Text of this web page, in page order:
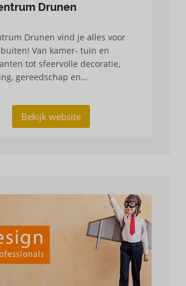
Drunen
Drunen vind je alles voor
Van kamer- tuin en
tot sfeervolle decoratie,
gereedschap en
paradijs te maken.
Bekijk website